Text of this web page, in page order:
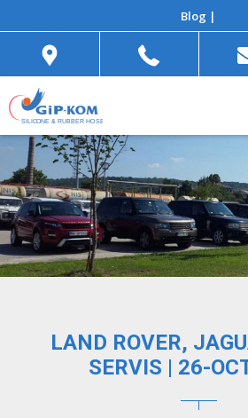
Blog |
LAND ROVER,
SERVIS | 26-